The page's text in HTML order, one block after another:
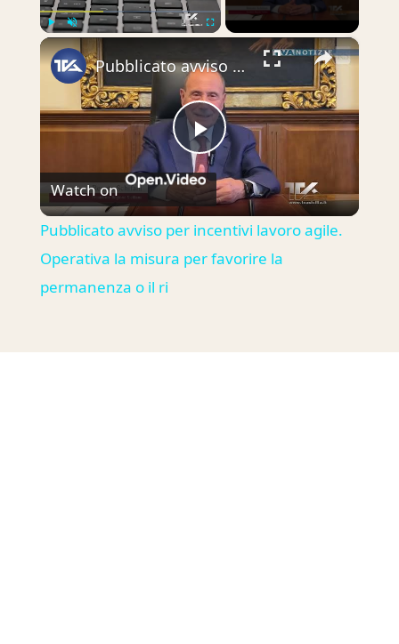
Unmute ×
Play
Video
Pubblicato avviso per incentivi lavoro agile. Operativa la misura per favorire la permanenza o il ri
Watch on
Pubblicato avviso per incentivi lavoro agile.
Operativa la misura per favorire la
permanenza o il ri